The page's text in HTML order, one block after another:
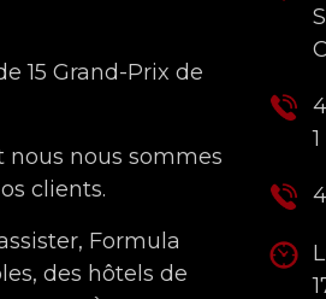
15 Grand-Prix de
nous nous sommes
clients.
Formula
des hôtels de